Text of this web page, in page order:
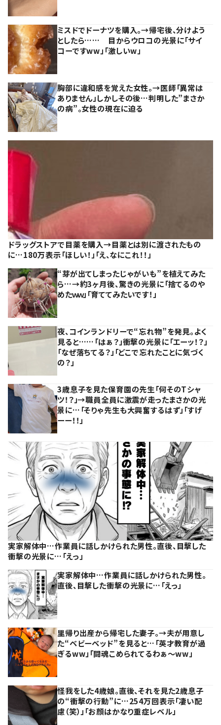
ミスドでドーナツを購入。→帰宅後、分けよう
としたら…… 目からウロコの光景に「サイ
コーですww」「激しいw」
胸部に違和感を覚えた女性。→医師「異常は
ありません」しかしその後…判明した”まさか
の病”。女性の現在に迫る
ドラッグストアで目薬を購入→目薬とは別に渡されたもの
に…180万表示「ほしい！」「え、なにこれ！！」
“芽が出てしまったじゃがいも”を植えてみた
ら…→約3ヶ月後、驚きの光景に「捨てるのや
めたｗｗ」「育ててみたいです！」
夜、コインランドリーで“忘れ物”を発見。よく
見ると……「はぁ？」衝撃の光景に「エーッ！？」
「なぜ落ちてる？」「どこで忘れたことに気づく
の？」
3歳息子を見た保育園の先生「何そのTシャ
ツ！？」→職員全員に激震が走ったまさかの光
景に…「そりゃ先生も大興奮するはず」「すげ
ーー！！」
実家解体中…作業員に話しかけられた男性。直後、目撃した
衝撃の光景に…「えっ」
実家解体中…作業員に話しかけられた男性。
直後、目撃した衝撃の光景に…「えっ」
里帰り出産から帰宅した妻子。→夫が用意し
た“ベビーベッド”を見ると…「英才教育が過
ぎるww」「闘魂こめられてるわぁ～ww」
怪我をした4歳娘。直後、それを見た2歳息子
の“衝撃の行動”に…254万回表示「凄い配
慮（笑）」「お顔はかなり重症レベル」